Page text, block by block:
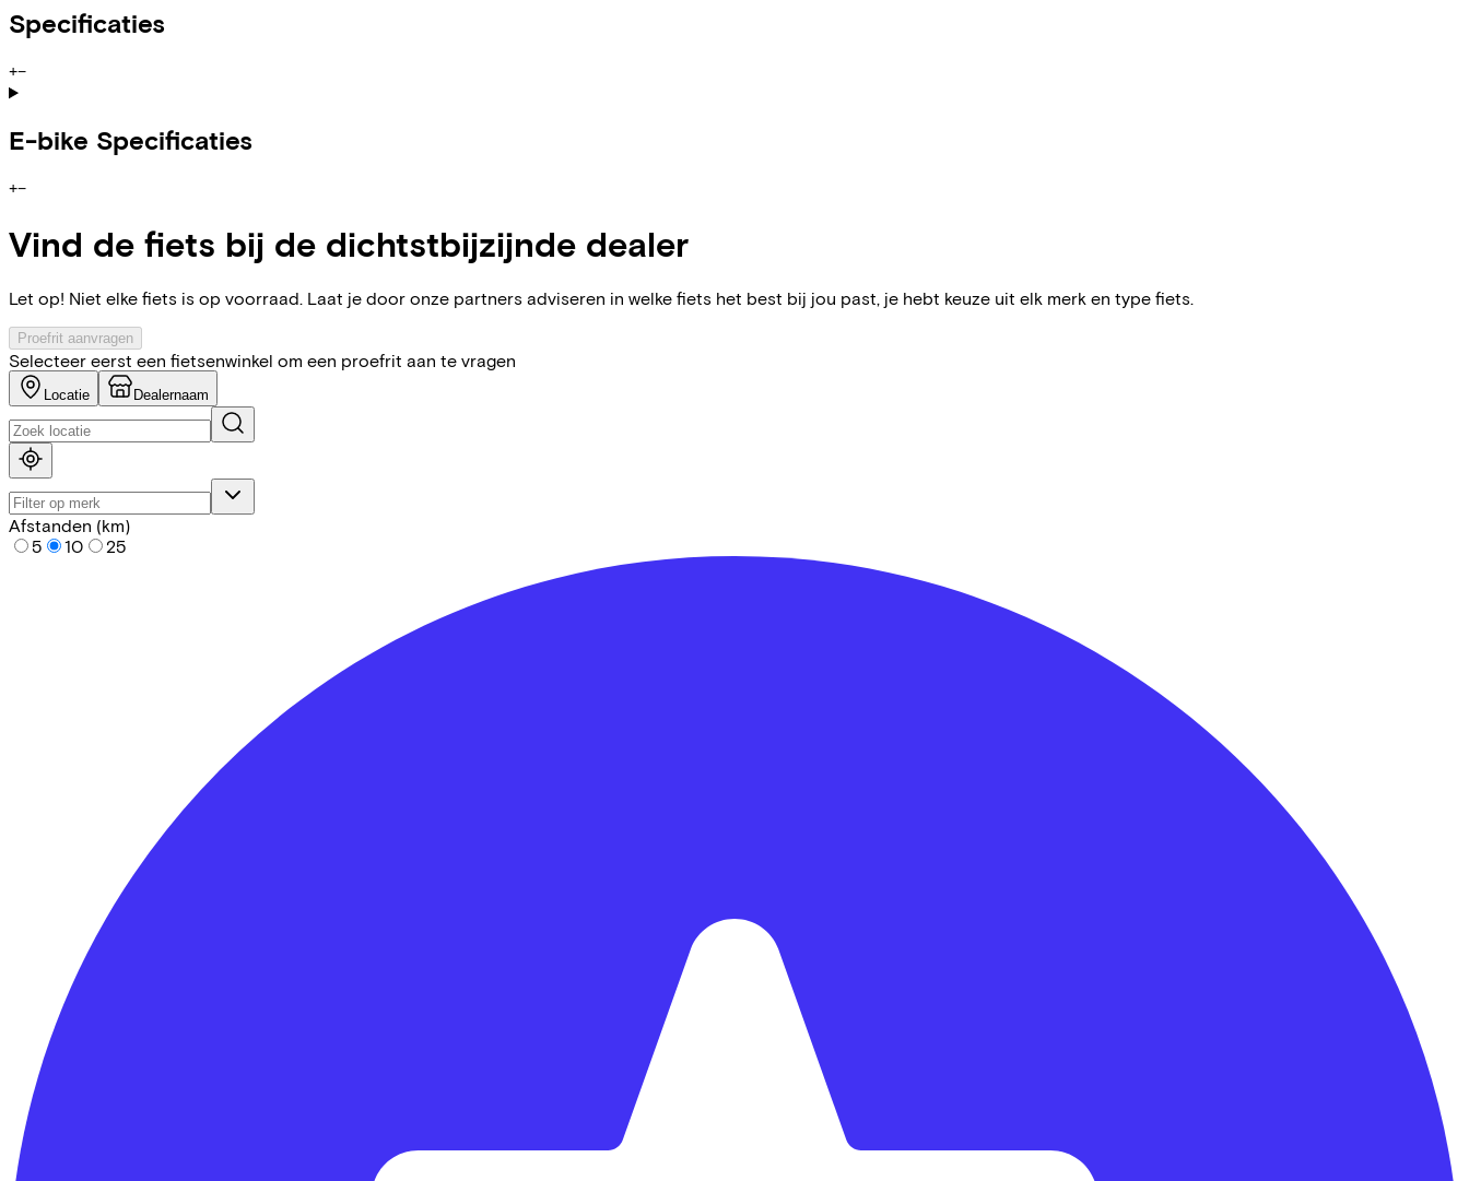
Specificaties
+−
E-bike Specificaties
+−
Vind de fiets bij de dichtstbijzijnde dealer
Let op! Niet elke fiets is op voorraad. Laat je door onze partners adviseren in welke fiets het best bij jou past, je hebt keuze uit elk merk en type fiets.
Proefrit aanvragen
Selecteer eerst een fietsenwinkel om een proefrit aan te vragen
Locatie Dealernaam
Afstanden (km)
5
10 25